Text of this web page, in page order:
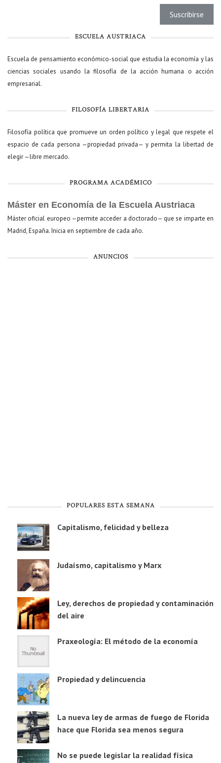
ESCUELA AUSTRIACA
Escuela de pensamiento económico-social que estudia la economía y las
ciencias sociales usando la filosofía de la acción humana o acción
empresarial.
FILOSOFÍA LIBERTARIA
Filosofía política que promueve un orden político y legal que respete el
espacio de cada persona —propiedad privada— y permita la libertad de
elegir —libre mercado.
PROGRAMA ACADÉMICO
Máster en Economía de la Escuela Austriaca
Máster oficial europeo —permite acceder a doctorado— que se imparte en
Madrid, España. Inicia en septiembre de cada año.
ANUNCIOS
POPULARES ESTA SEMANA
Capitalismo, felicidad y belleza
Judaísmo, capitalismo y Marx
Ley, derechos de propiedad y contaminación
del aire
Praxeología: El método de la economía
Propiedad y delincuencia
La nueva ley de armas de fuego de Florida
hace que Florida sea menos segura
No se puede legislar la realidad física